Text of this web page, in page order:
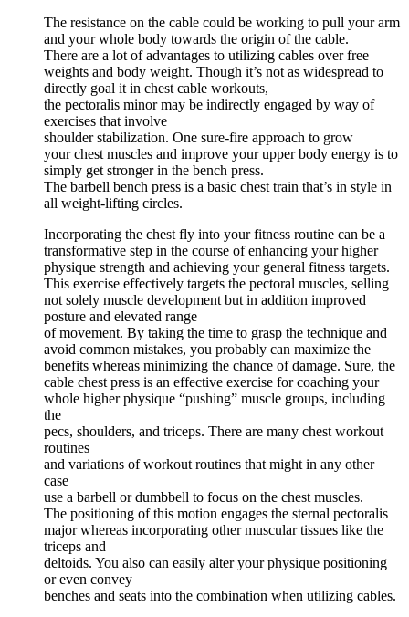
The resistance on the cable could be working to pull your arm
and your whole body towards the origin of the cable.
There are a lot of advantages to utilizing cables over free
weights and body weight. Though it’s not as widespread to
directly goal it in chest cable workouts,
the pectoralis minor may be indirectly engaged by way of
exercises that involve
shoulder stabilization. One sure-fire approach to grow
your chest muscles and improve your upper body energy is to
simply get stronger in the bench press.
The barbell bench press is a basic chest train that’s in style in
all weight-lifting circles.
Incorporating the chest fly into your fitness routine can be a
transformative step in the course of enhancing your higher
physique strength and achieving your general fitness targets.
This exercise effectively targets the pectoral muscles, selling
not solely muscle development but in addition improved
posture and elevated range
of movement. By taking the time to grasp the technique and
avoid common mistakes, you probably can maximize the
benefits whereas minimizing the chance of damage. Sure, the
cable chest press is an effective exercise for coaching your
whole higher physique “pushing” muscle groups, including
the
pecs, shoulders, and triceps. There are many chest workout
routines
and variations of workout routines that might in any other
case
use a barbell or dumbbell to focus on the chest muscles.
The positioning of this motion engages the sternal pectoralis
major whereas incorporating other muscular tissues like the
triceps and
deltoids. You also can easily alter your physique positioning
or even convey
benches and seats into the combination when utilizing cables.